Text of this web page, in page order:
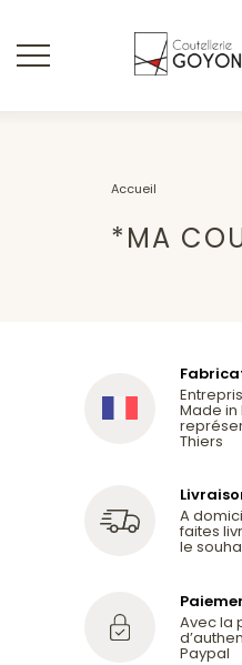
Accueil
*MA
Made in
Thiers
A
faites
le
Avec la
Paypal